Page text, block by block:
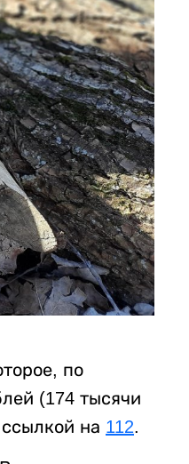
по
(174 тысячи
на 112.